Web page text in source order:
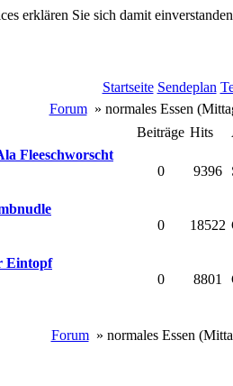
erklären Sie sich damit
Startseite Sendeplan
Forum» normales Essen
Beiträge Hits
Fleeschworscht
0
9396
0
18522
Eintopf
0
8801
Forum» normales Essen